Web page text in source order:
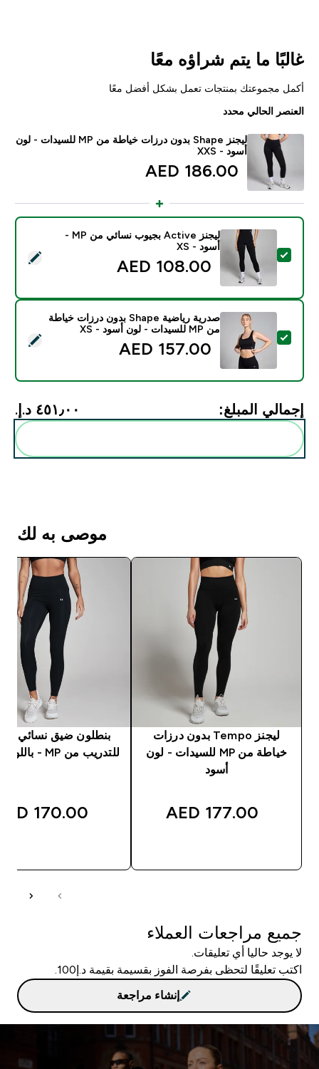
غالبًا ما يتم شراؤه معًا
أكمل مجموعتك بمنتجات تعمل بشكل أفضل معًا
العنصر الحالي محدد
ليجنز Shape بدون درزات خياطة من MP للسيدات - لون
أسود - XXS
186.00 AED‎
تحديد هذا المنتج - ليجنز Active بجيوب نسائي من MP - أسود - XS
ليجنز Active بجيوب نسائي من MP -
أسود - XS
108.00 AED‎
تحديد هذا المنتج - صدرية رياضية Shape بدون درزات خياطة من MP للسيدات - لون أسود - XS
صدرية رياضية Shape بدون درزات خياطة
من MP للسيدات - لون أسود - XS
157.00 AED‎
إجمالي المبلغ: ٤٥١٫٠٠ د.إ.‏‎
موصى به لك
ليجنز Tempo بدون درزات
خياطة من MP للسيدات - لون
أسود
177.00 AED‎
بنطلون ضيق نسائي
للتدريب من MP - باللون الأسود
170.00 AED‎
جميع مراجعات العملاء
لا يوجد حاليا أي تعليقات.
اكتب تعليقًا لتحظى بفرصة الفوز بقسيمة بقيمة د.إ100.
إنشاء مراجعة